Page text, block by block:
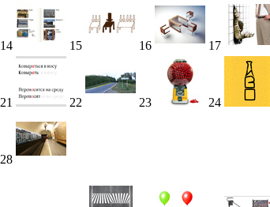
14 15 16 17
21 22 23 24
28